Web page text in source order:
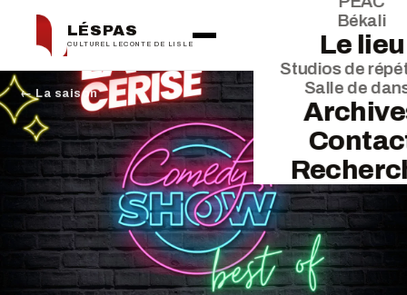
LÉSPAS
CULTUREL LECONTE DE LISLE
Békali
Le lieu
Studios de
Salle de
← La saison